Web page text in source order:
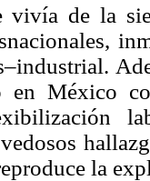
vivía de la
en México
la